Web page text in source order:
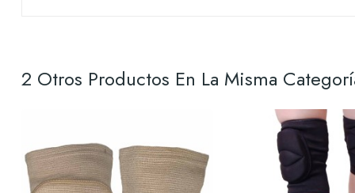
2 Otros Productos En La Misma